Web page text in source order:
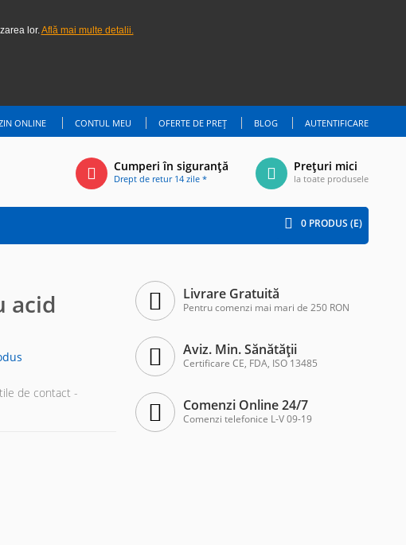
lor.Află mai multe detalii.
CONTUL MEU OFERTE DE PREȚ BLOG AUTENTIFICARE
ONLINE
Cumperi în siguranță
Drept de retur 14 zile *
Prețuri mici
la toate produsele
0 PRODUS (E)
acid
de contact -
Livrare Gratuită
Pentru comenzi mai mari de 250 RON
Aviz. Min. Sănătății
Certificare CE, FDA, ISO 13485
Comenzi Online 24/7
Comenzi telefonice L-V 09-19